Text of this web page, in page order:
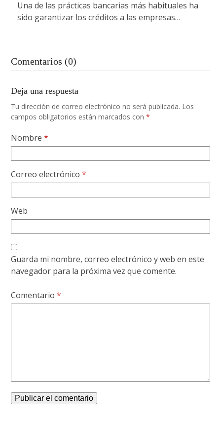
Una de las prácticas bancarias más habituales ha
sido garantizar los créditos a las empresas…
Comentarios (0)
Deja una respuesta
Tu dirección de correo electrónico no será publicada. Los
campos obligatorios están marcados con*
Nombre*
Correo electrónico*
Web
Guarda mi nombre, correo electrónico y web en este
navegador para la próxima vez que comente.
Comentario*